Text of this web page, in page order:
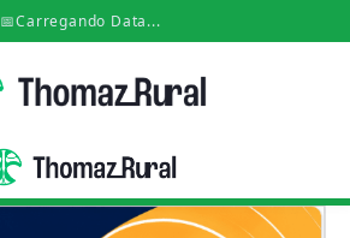
📅Carregando Data...